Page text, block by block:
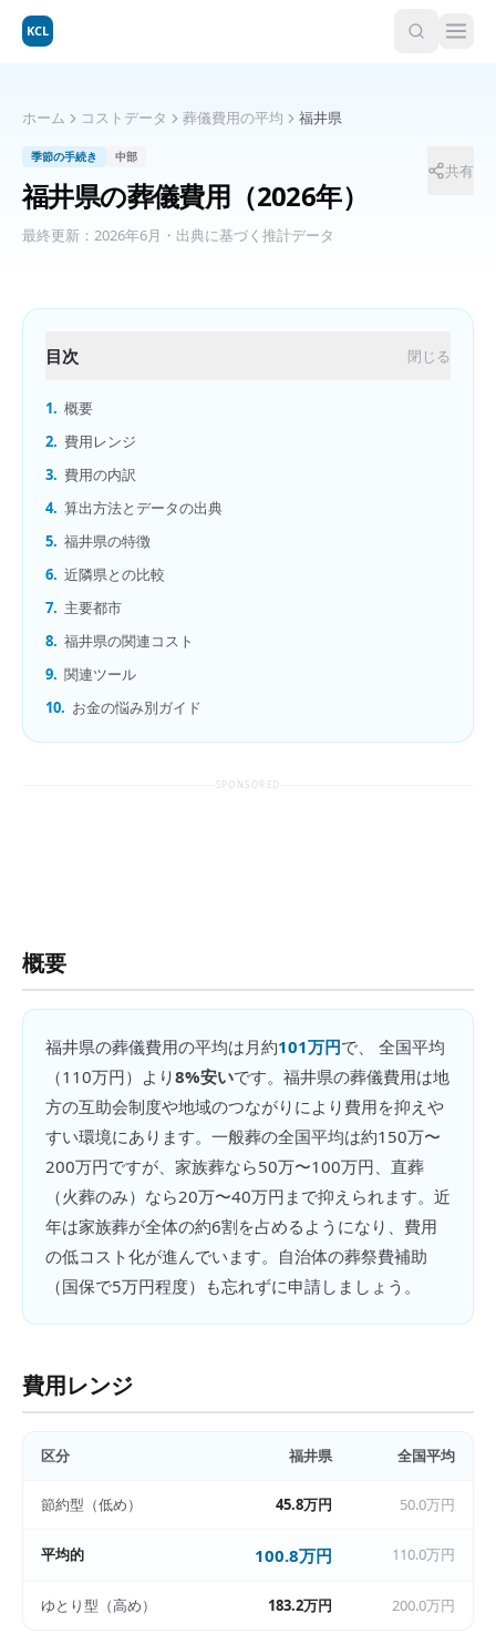
KCL
ホーム コストデータ 葬儀費用の平均 福井県
季節の手続き 中部
福井県の葬儀費用 （2026年）
最終更新： 2026年6月 ・出典に基づく推計データ
共有
目次 閉じる
1. 概要
2. 費用レンジ
3. 費用の内訳
4. 算出方法とデータの出典
5. 福井県の特徴
6. 近隣県との比較
7. 主要都市
8. 福井県の関連コスト
9. 関連ツール
10. お金の悩み別ガイド
SPONSORED
概要
福井県の葬儀費用の平均は月約101万円で、 全国平均
（110万円）より8%安いです。 福井県の葬儀費用は地
方の互助会制度や地域のつながりにより費用を抑えや
すい環境にあります。一般葬の全国平均は約150万〜
200万円ですが、家族葬なら50万〜100万円、直葬
（火葬のみ）なら20万〜40万円まで抑えられます。近
年は家族葬が全体の約6割を占めるようになり、費用
の低コスト化が進んでいます。自治体の葬祭費補助
（国保で5万円程度）も忘れずに申請しましょう。
費用レンジ
区分 福井県 全国平均
節約型（低め） 45.8万円 50.0万円
平均的 100.8万円 110.0万円
ゆとり型（高め） 183.2万円 200.0万円